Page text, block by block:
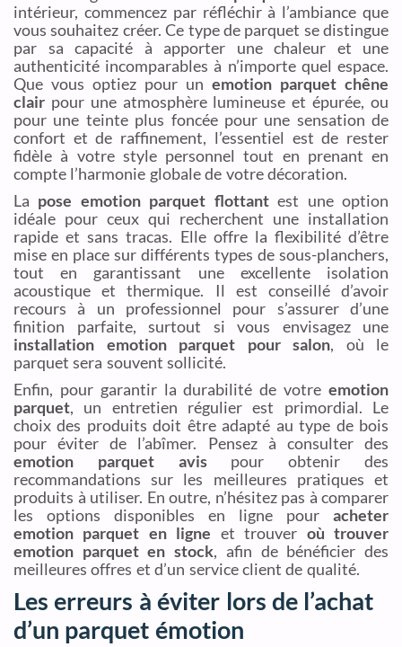
intérieur, commencez par réfléchir à l’ambiance que
vous souhaitez créer. Ce type de parquet se distingue
par sa capacité à apporter une chaleur et une
authenticité incomparables à n’importe quel espace.
Que vous optiez pour un emotion parquet chêne
clair pour une atmosphère lumineuse et épurée, ou
pour une teinte plus foncée pour une sensation de
confort et de raffinement, l’essentiel est de rester
fidèle à votre style personnel tout en prenant en
compte l’harmonie globale de votre décoration.
La pose emotion parquet flottantest une option
idéale pour ceux qui recherchent une installation
rapide et sans tracas. Elle offre la flexibilité d’être
mise en place sur différents types de sous-planchers,
tout en garantissant une excellente isolation
acoustique et thermique. Il est conseillé d’avoir
recours à un professionnel pour s’assurer d’une
finition parfaite, surtout si vous envisagez une
installation emotion parquet pour salon, où le
parquet sera souvent sollicité.
Enfin, pour garantir la durabilité de votre emotion
parquet, un entretien régulier est primordial. Le
choix des produits doit être adapté au type de bois
pour éviter de l’abîmer. Pensez à consulter des
emotion parquet avispour obtenir des
recommandations sur les meilleures pratiques et
produits à utiliser. En outre, n’hésitez pas à comparer
les options disponibles en ligne pour acheter
emotion parquet en ligne et trouver où trouver
emotion parquet en stock, afin de bénéficier des
meilleures offres et d’un service client de qualité.
Les erreurs à éviter lors de l’achat
d’un parquet émotion